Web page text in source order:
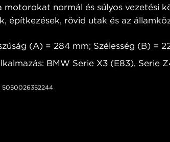
motorokat normál és súlyos vezetési
építkezések, rövid utak és az
(A) = 284 mm; Szélesség (B) =
BMW Serie X3 (E83), Serie
5050026352244